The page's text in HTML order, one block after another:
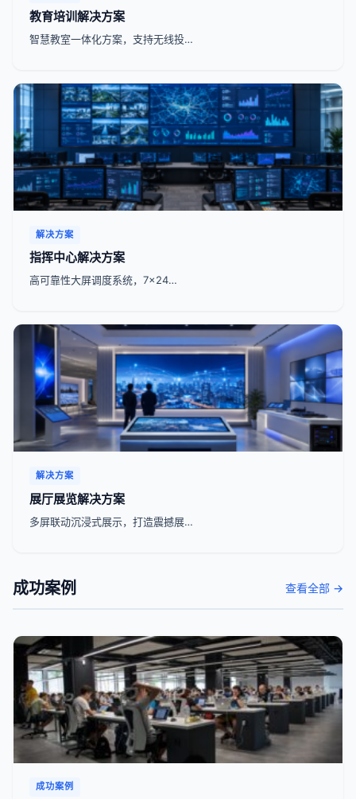
教育培训解决方案
智慧教室一体化方案，支持无线投…
解决方案
指挥中心解决方案
高可靠性大屏调度系统，7x24…
解决方案
展厅展览解决方案
多屏联动沉浸式展示，打造震撼展…
成功案例 查看全部 →
成功案例